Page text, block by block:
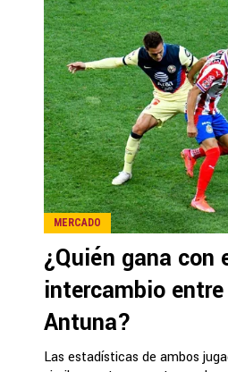
MERCADO
¿Quién gana con
intercambio
Antuna?
Las estadísticas de ambos